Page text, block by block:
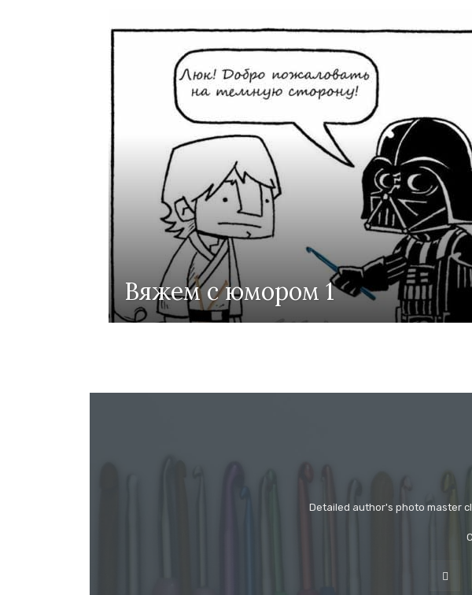
Вяжем с юмором 1
Detailed author's photo master